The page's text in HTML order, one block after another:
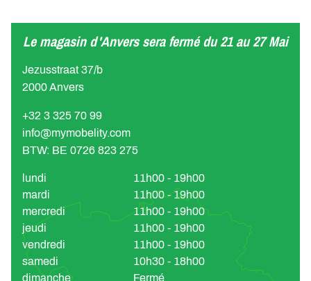
Le magasin d'Anvers sera fermé du 21 au 27 Mai
Jezusstraat 37/b
2000 Anvers
+32 3 325 70 99
info@mymobelity.com
BTW: BE 0726 823 275
lundi
11h00 - 19h00
mardi
11h00 - 19h00
mercredi
11h00 - 19h00
jeudi
11h00 - 19h00
vendredi
11h00 - 19h00
samedi
10h30 - 18h00
dimanche
Fermé